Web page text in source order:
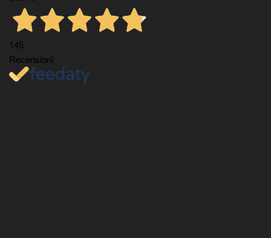
145
Recensioni